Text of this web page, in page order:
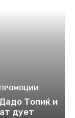
Топиќ и
дует